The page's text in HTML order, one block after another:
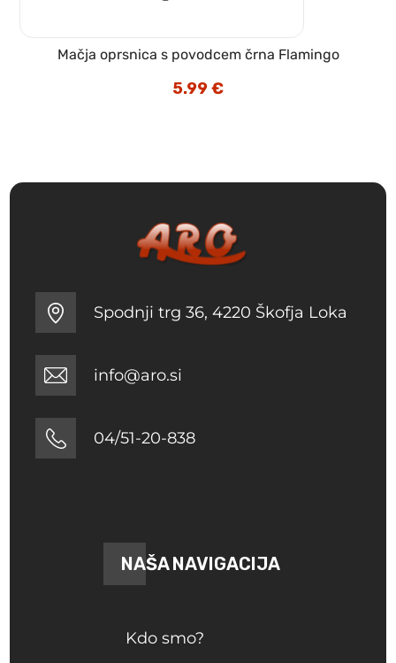
Mačja oprsnica s povodcem črna Flamingo
5.99€
Spodnji trg 36, 4220 Škofja Loka
info@aro.si
04/51-20-838
NAŠA NAVIGACIJA
Kdo smo?